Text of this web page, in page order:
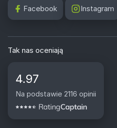
Facebook Instagram
Tak nas oceniają
4.97
Na podstawie 2116 opinii